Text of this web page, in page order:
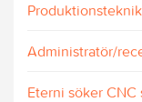
Administratör/
Eterni söker